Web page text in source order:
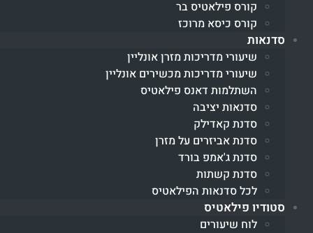
קורס פילאטיס בר
קורס כיסא מרוכז
סדנאות
שיעורי מדריכות מזרן אונליין
שיעורי מדריכות מכשירים אונליין
השתלמות דאנס פילאטיס
סדנאות יציבה
סדנת קאדילק
סדנת אביזרים על מזרן
סדנת ג'אמפ בורד
סדנת קשתות
לכל סדנאות הפילאטיס
סטודיו פילאטיס
לוח שיעורים